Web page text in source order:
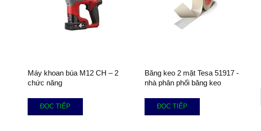
Máy khoan búa M12 CH – 2
chức năng
ĐỌC TIẾP
Băng keo 2 mặt Tesa 51917 -
nhà phân phối băng keo
ĐỌC TIẾP